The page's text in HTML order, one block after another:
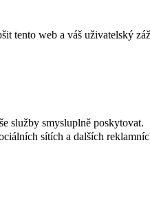
tento web a váš uživatelský
služby smysluplně poskytovat.
sítích a dalších